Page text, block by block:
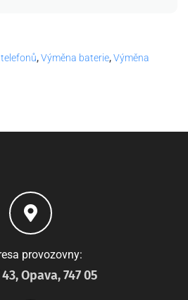
,Výměna baterie,Výměna
provozovny:
Opava, 747 05